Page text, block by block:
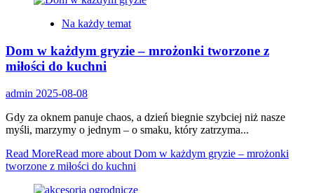
Na każdy temat
Dom w każdym gryzie – mrożonki tworzone z
miłości do kuchni
admin 2025-08-08
Gdy za oknem panuje chaos, a dzień biegnie szybciej niż nasze
myśli, marzymy o jednym – o smaku, który zatrzyma...
Read MoreRead more about Dom w każdym gryzie – mrożonki
tworzone z miłości do kuchni